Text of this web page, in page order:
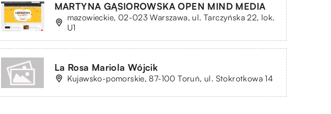
MARTYNA GĄSIOROWSKA OPEN MIND MEDIA
mazowieckie, 02-023 Warszawa, ul. Tarczyńska 22, lok.
U1
La Rosa Mariola Wójcik
Kujawsko-pomorskie, 87-100 Toruń, ul. Stokrotkowa 14